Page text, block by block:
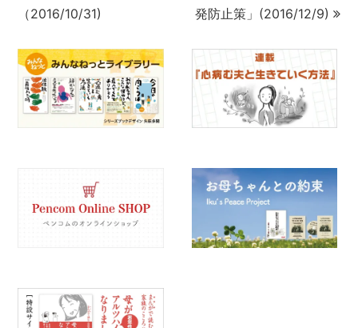
（2016/10/31)
発防止策」(2016/12/9)